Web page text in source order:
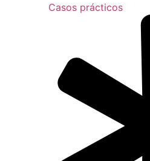
Casos prácticos